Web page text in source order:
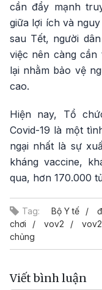
cần đẩy mạnh
giữa lợi ích và
sau Tết, người
việc nên càng cần
lại nhằm bảo vệ
cao.
Hiện nay, Tổ
Covid-19 là một
ngại nhất là sự
kháng vaccine,
qua, hơn 170.000
Tag: Bộ Y tế
chơi
vov2
chủng
Viết bình luận